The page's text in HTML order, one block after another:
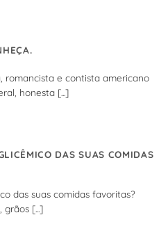
romancista e contista americano
honesta [...]
DAS SUAS COMIDAS
das suas comidas favoritas?
grãos [...]